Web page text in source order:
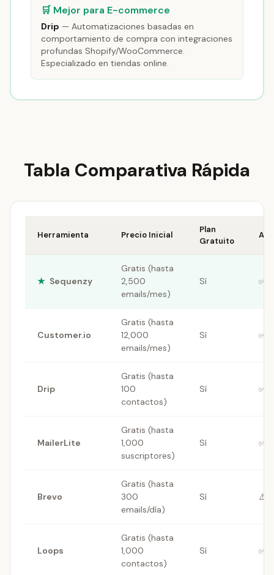
🛒 Mejor para E-commerce
Drip — Automatizaciones basadas en
comportamiento de compra con integraciones
profundas Shopify/WooCommerce.
Especializado en tiendas online.
Tabla Comparativa Rápida
Herramienta Precio Inicial
Plan
Gratuito
★ Sequenzy
Gratis (hasta
2,500
emails/mes)
Sí ✅
Customer.io
Gratis (hasta
12,000
emails/mes)
Sí ✅
Drip
Gratis (hasta
100
contactos)
Sí ✅
MailerLite
Gratis (hasta
1,000
suscriptores)
Sí ✅
Brevo
Gratis (hasta
300
emails/día)
Sí ⚠️
Loops
Gratis (hasta
1,000
contactos)
Sí ✅